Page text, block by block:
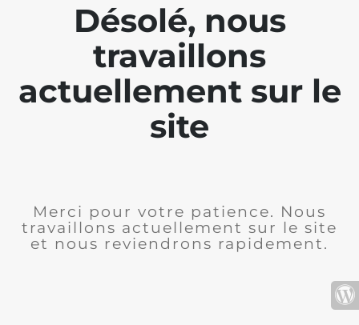
Désolé, nous
travaillons
actuellement sur le
site
Merci pour votre patience. Nous
travaillons actuellement sur le site
et nous reviendrons rapidement.